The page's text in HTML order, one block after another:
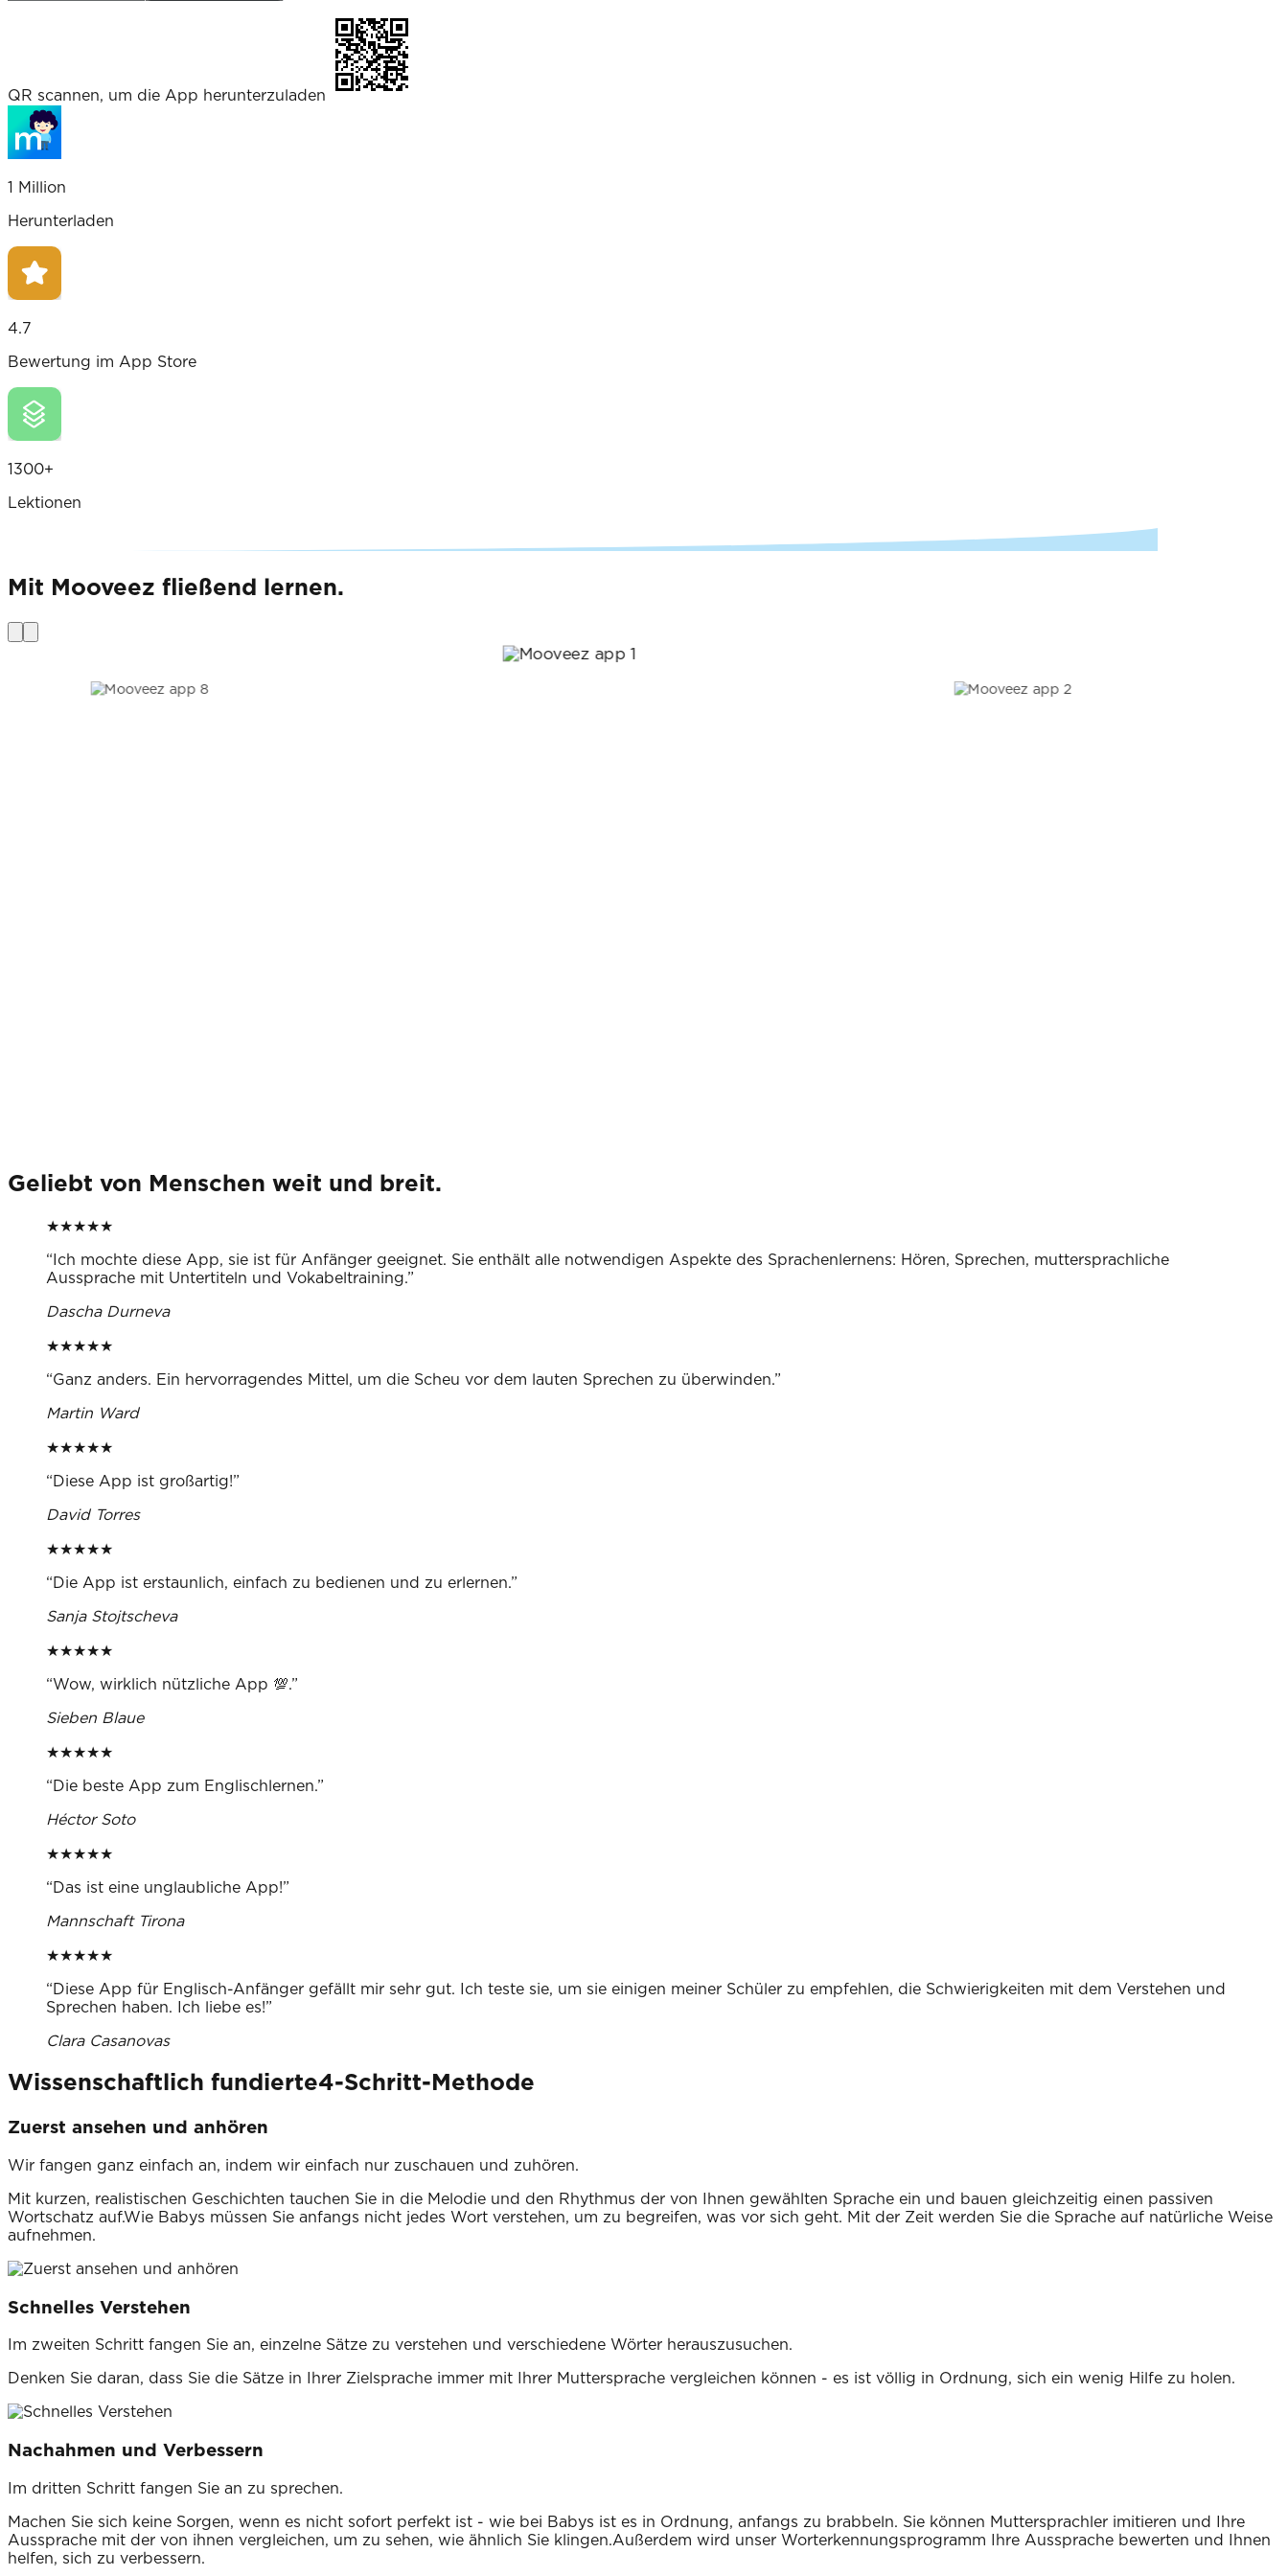
QR scannen, um die App herunterzuladen
1 Million
Herunterladen
4.7
Bewertung im App Store
1300+
Lektionen
Mit Mooveez fließend lernen.
Geliebt von Menschen weit und breit.
★★★★★
“ Ich mochte diese App, sie ist für Anfänger geeignet. Sie enthält alle notwendigen Aspekte des Sprachenlernens: Hören, Sprechen, muttersprachliche
Aussprache mit Untertiteln und Vokabeltraining.”
Dascha Durneva
★★★★★
“Ganz anders. Ein hervorragendes Mittel, um die Scheu vor dem lauten Sprechen zu überwinden.”
Martin Ward
★★★★★
“Diese App ist großartig!”
David Torres
★★★★★
“Die App ist erstaunlich, einfach zu bedienen und zu erlernen.”
Sanja Stojtscheva
★★★★★
“Wow, wirklich nützliche App 💯.”
Sieben Blaue
★★★★★
“Die beste App zum Englischlernen.”
Héctor Soto
★★★★★
“Das ist eine unglaubliche App!”
Mannschaft Tirona
★★★★★
“Diese App für Englisch-Anfänger gefällt mir sehr gut. Ich teste sie, um sie einigen meiner Schüler zu empfehlen, die Schwierigkeiten mit dem Verstehen und
Sprechen haben. Ich liebe es!”
Clara Casanovas
Wissenschaftlich fundierte4-Schritt-Methode
Zuerst ansehen und anhören
Wir fangen ganz einfach an, indem wir einfach nur zuschauen und zuhören.
Mit kurzen, realistischen Geschichten tauchen Sie in die Melodie und den Rhythmus der von Ihnen gewählten Sprache ein und bauen gleichzeitig einen passiven
Wortschatz auf.Wie Babys müssen Sie anfangs nicht jedes Wort verstehen, um zu begreifen, was vor sich geht. Mit der Zeit werden Sie die Sprache auf natürliche Weise
aufnehmen.
Schnelles Verstehen
Im zweiten Schritt fangen Sie an, einzelne Sätze zu verstehen und verschiedene Wörter herauszusuchen.
Denken Sie daran, dass Sie die Sätze in Ihrer Zielsprache immer mit Ihrer Muttersprache vergleichen können - es ist völlig in Ordnung, sich ein wenig Hilfe zu holen.
Nachahmen und Verbessern
Im dritten Schritt fangen Sie an zu sprechen.
Machen Sie sich keine Sorgen, wenn es nicht sofort perfekt ist - wie bei Babys ist es in Ordnung, anfangs zu brabbeln. Sie können Muttersprachler imitieren und Ihre
Aussprache mit der von ihnen vergleichen, um zu sehen, wie ähnlich Sie klingen.Außerdem wird unser Worterkennungsprogramm Ihre Aussprache bewerten und Ihnen
helfen, sich zu verbessern.